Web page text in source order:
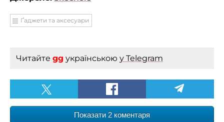
Ґаджети та аксесуари
Читайте gg українською у Telegram
Показати 2 коментаря